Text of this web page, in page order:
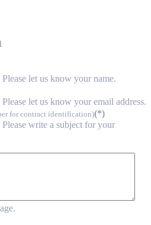
Please let us know your name.
Please let us know your email address.
for contract identification)(*)
Please write a subject for your